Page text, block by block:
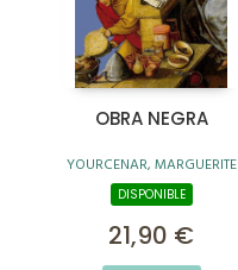
OBRA NEGRA
YOURCENAR, MARGUERITE
DISPONIBLE
21,90 €